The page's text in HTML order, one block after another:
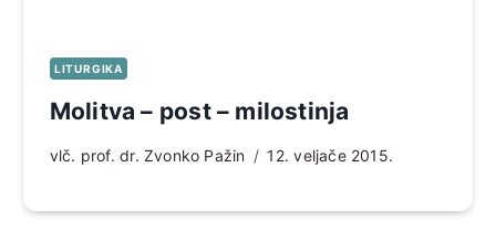
LITURGIKA
Molitva – post – milostinja
vlč. prof. dr. Zvonko Pažin 12. veljače 2015.